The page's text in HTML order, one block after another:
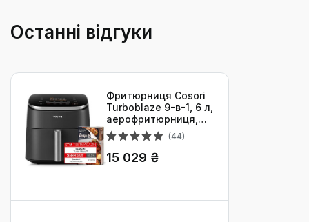
Останні відгуки
Фритюрниця Cosori
Turboblaze 9-в-1, 6 л,
аерофритюрниця,
тиха, енергоощадна,
з 5 швидкостями,
для смаження,
запікання, грилю,
рецептів, темно-сіра
(44)
15 029 ₴